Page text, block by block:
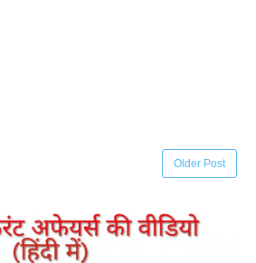
Older Post